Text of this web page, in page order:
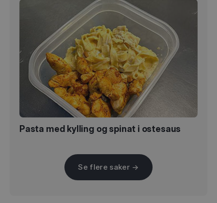
Pasta med kylling og spinat i ostesaus
Se flere saker →